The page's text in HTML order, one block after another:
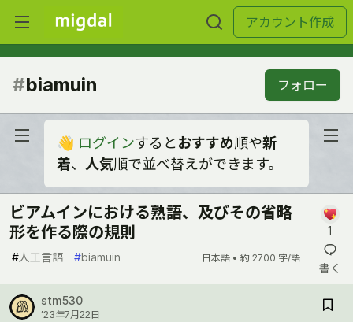
アカウント作成
#biamuin フォロー
👋 ログインするとおすすめ順や新
着、 人気順で並べ替えができます。
ビアムインにおける熟語、及びその省略
形を作る際の規則
#人工言語 #biamuin 日本語 • 約 2700 字/語
1
書く
stm530
’23年7月22日